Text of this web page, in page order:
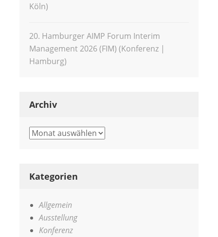
Köln)
20. Hamburger AIMP Forum Interim
Management 2026 (FIM) (Konferenz |
Hamburg)
Archiv
Archiv
Kategorien
Allgemein
Ausstellung
Konferenz